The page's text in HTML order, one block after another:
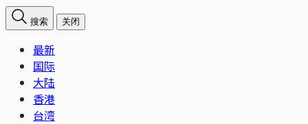
搜索 关闭
最新
国际
大陆
香港
台湾